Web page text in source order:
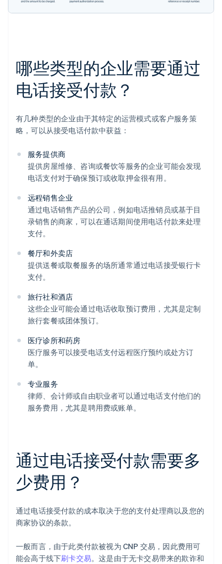
哪些类型的企业需要通过
电话接受付款？
有几种类型的企业由于其特定的运营模式或客户服务策
略，可以从接受电话付款中获益：
服务提供商
提供房屋维修、咨询或餐饮等服务的企业可能会发现
电话支付对于确保预订或收取押金很有用。
远程销售企业
通过电话销售产品的公司，例如电话推销员或基于目
录销售的商家，可以在通话期间使用电话付款来处理
支付。
餐厅和外卖店
提供送餐或取餐服务的场所通常通过电话接受银行卡
支付。
旅行社和酒店
这些企业可能会通过电话收取预订费用，尤其是定制
旅行套餐或团体预订。
医疗诊所和药房
医疗服务可以接受电话支付远程医疗预约或处方订
单。
专业服务
律师、会计师或自由职业者可以通过电话支付他们的
服务费用，尤其是聘用费或账单。
通过电话接受付款需要多
少费用？
通过电话接受付款的成本取决于您的支付处理商以及您的
商家协议的条款。
一般而言，由于此类付款被视为 CNP 交易，因此费用可
能会高于线下刷卡交易。这是由于无卡交易带来的欺诈和